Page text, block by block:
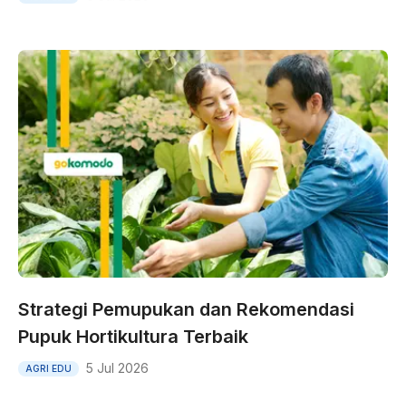
Strategi Pemupukan dan Rekomendasi
Pupuk Hortikultura Terbaik
AGRI EDU 5 Jul 2026